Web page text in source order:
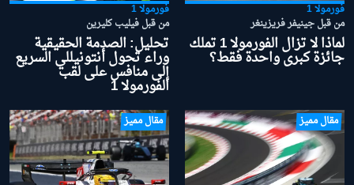
فورمولا 1
من قبل جينيفر فريزينغر
لماذا لا تزال الفورمولا 1 تملك
جائزة كبرى واحدة فقط؟
فورمولا 1
من قبل فيليب كليرين
تحليل: الصدمة الحقيقية
وراء تحول أنتونيللي السريع
إلى منافس على لقب
الفورمولا 1
مقال مميز مقال مميز